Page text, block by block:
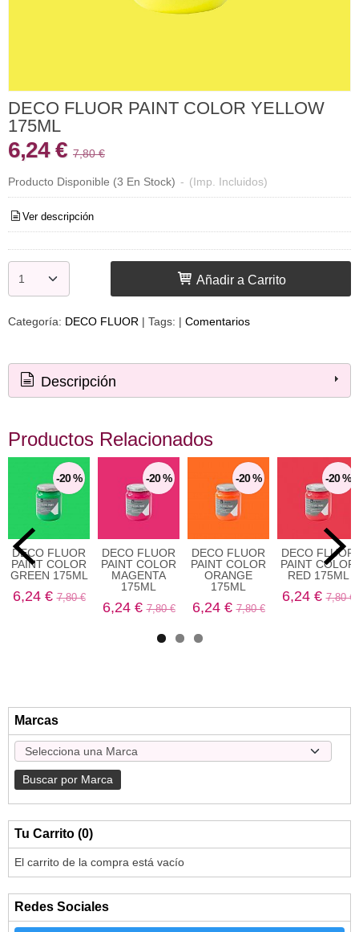
Marcas
Tu Carrito (0)
El carrito de la compra está vacío
Redes Sociales
DECO FLUOR PAINT COLOR YELLOW
175ML
6,24 € 7,80 €
Producto Disponible (3 En Stock) - (Imp. Incluidos)
Ver descripción
Añadir a Carrito
Categoría: DECO FLUOR | Tags: | Comentarios
Descripción
Productos Relacionados
-20 %
DECO FLUOR
PAINT COLOR
GREEN 175ML
6,24 €7,80 €
-20 %
DECO FLUOR
PAINT COLOR
MAGENTA
175ML
6,24 €7,80 €
-20 %
DECO FLUOR
PAINT COLOR
ORANGE
175ML
6,24 €7,80 €
-20 %
DECO FLUOR
PAINT COLOR
RED 175ML
6,24 €7,80 €